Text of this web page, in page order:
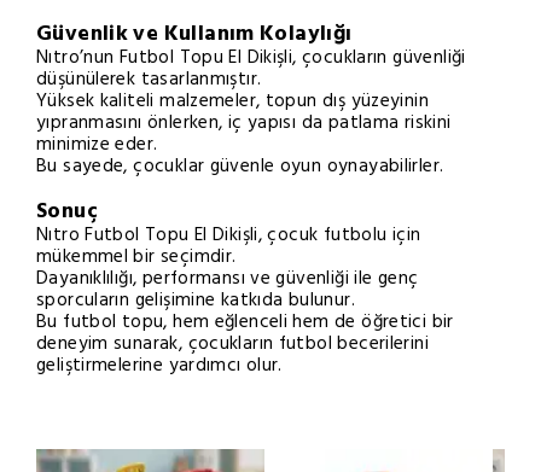
Güvenlik ve Kullanım Kolaylığı
Nıtro’nun Futbol Topu El Dikişli, çocukların güvenliği
düşünülerek tasarlanmıştır.
Yüksek kaliteli malzemeler, topun dış yüzeyinin
yıpranmasını önlerken, iç yapısı da patlama riskini
minimize eder.
Bu sayede, çocuklar güvenle oyun oynayabilirler.
Sonuç
Nıtro Futbol Topu El Dikişli, çocuk futbolu için
mükemmel bir seçimdir.
Dayanıklılığı, performansı ve güvenliği ile genç
sporcuların gelişimine katkıda bulunur.
Bu futbol topu, hem eğlenceli hem de öğretici bir
deneyim sunarak, çocukların futbol becerilerini
geliştirmelerine yardımcı olur.